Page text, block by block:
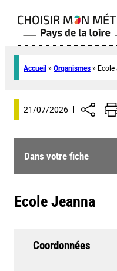
Accueil » Organismes »
21/07/2026
Dans votre fiche
Ecole Jeanna
Coordonnées